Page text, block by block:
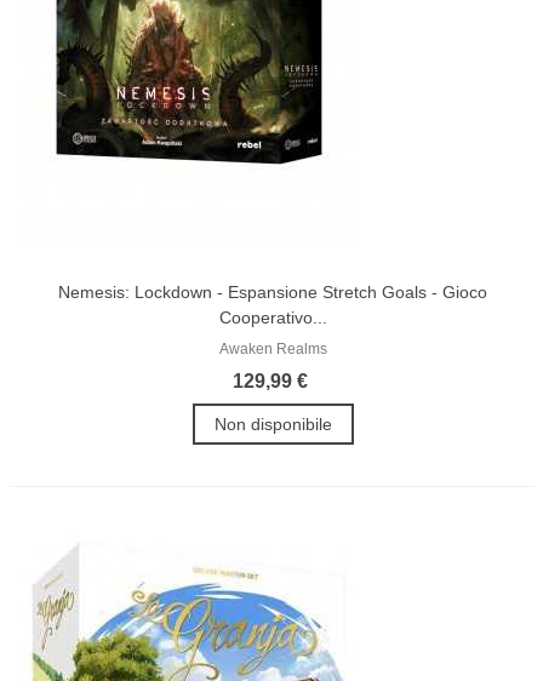
Nemesis: Lockdown - Espansione Stretch Goals - Gioco
Cooperativo...
Awaken Realms
129,99 €
Non disponibile